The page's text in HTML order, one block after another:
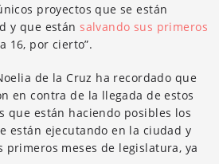
proyectos que se están
y que estánsalvando sus primeros
16, por cierto”.
de la Cruz ha recordado que
en contra de la llegada de estos
que están haciendo posibles los
están ejecutando en la ciudad y
primeros meses de legislatura, ya